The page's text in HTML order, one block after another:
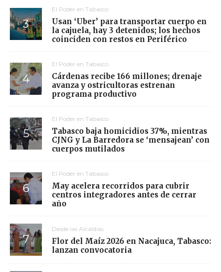
El Poder en Tabasco
Usan ‘Uber’ para transportar cuerpo en
la cajuela, hay 3 detenidos; los hechos
coinciden con restos en Periférico
El Poder en Tabasco
Cárdenas recibe 166 millones; drenaje
avanza y ostricultoras estrenan
programa productivo
El Poder en Tabasco
Tabasco baja homicidios 37%, mientras
CJNG y La Barredora se ‘mensajean’ con
cuerpos mutilados
El Poder en Tabasco
May acelera recorridos para cubrir
centros integradores antes de cerrar
año
Desde las Alcaldías
Flor del Maíz 2026 en Nacajuca, Tabasco:
lanzan convocatoria